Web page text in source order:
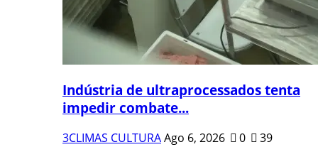
Indústria de ultraprocessados tenta
impedir combate...
3CLIMAS CULTURAAgo 6, 2026 0 39